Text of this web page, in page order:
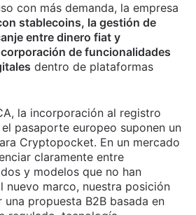
con más demanda, la empresa
stablecoins, la gestión de
entre dinero fiat y
de funcionalidades
dentro de plataformas
la incorporación al registro
pasaporte europeo suponen un
Cryptopocket. En un mercado
claramente entre
y modelos que no han
nuevo marco, nuestra posición
propuesta B2B basada en